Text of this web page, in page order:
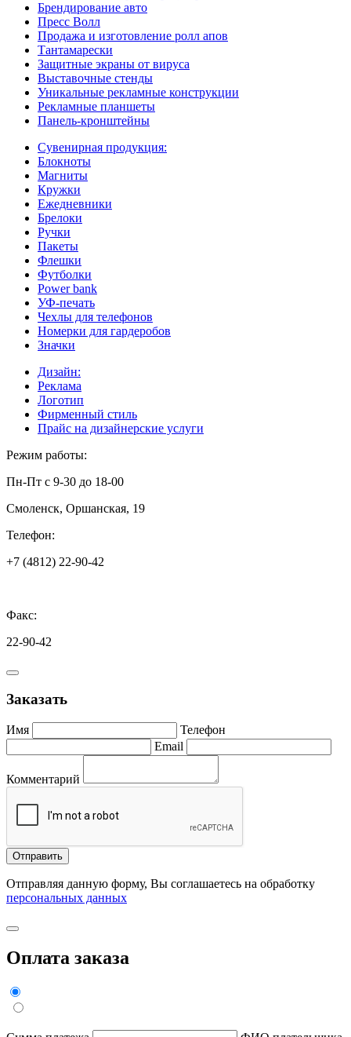
Брендирование авто
Пресс Волл
Продажа и изготовление ролл апов
Тантамарески
Защитные экраны от вируса
Выставочные стенды
Уникальные рекламные конструкции
Рекламные планшеты
Панель-кронштейны
Сувенирная продукция:
Блокноты
Магниты
Кружки
Ежедневники
Брелоки
Ручки
Пакеты
Флешки
Футболки
Power bank
УФ-печать
Чехлы для телефонов
Номерки для гардеробов
Значки
Дизайн:
Реклама
Логотип
Фирменный стиль
Прайс на дизайнерские услуги
Режим работы:
Пн-Пт с 9-30 до 18-00
Смоленск, Оршанская, 19
Телефон:
+7 (4812) 22-90-42
Факс:
22-90-42
Заказать
Имя
Телефон
Email
Комментарий
Отправить
Отправляя данную форму, Вы соглашаетесь на обработку
персональных данных
Оплата заказа